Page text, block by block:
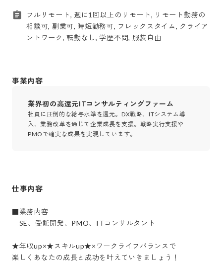
フルリモート, 週に1回以上のリモート, リモート勤務の
相談可, 副業可, 時短勤務可, フレックスタイム, クライア
ントワーク, 転勤なし, 学歴不問, 服装自由
事業内容
業界初の高還元ITコンサルティングファーム
社員に圧倒的な給与水準を還元。DX戦略、ITシステム導
入、業務改革を通じて企業成長を支援。戦略実行支援や
PMOで確実な成果を実現しています。
仕事内容
■業務内容
SE、受託開発、PMO、ITコンサルタント
★年収up×★スキルup★×ワークライフバランスで
楽しくあなたの成長と成功を叶えていきましょう！